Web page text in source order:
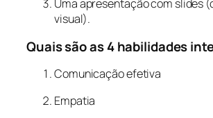
Uma apresentação com slides
visual).
Quais são as 4 habilidades
Comunicação efetiva
Empatia